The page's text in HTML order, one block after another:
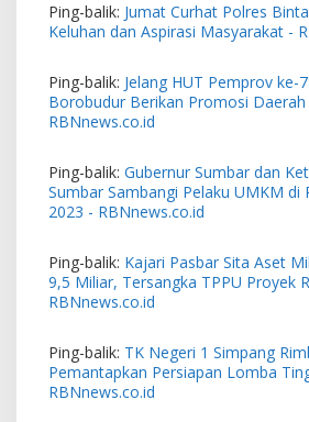
Ping-balik: Jumat Curhat Polres
Keluhan dan Aspirasi Masyarakat -
Ping-balik: Jelang HUT Pemprov ke-
Borobudur Berikan Promosi Daerah
RBNnews.co.id
Ping-balik: Gubernur Sumbar dan
Sumbar Sambangi Pelaku UMKM di
2023 - RBNnews.co.id
Ping-balik: Kajari Pasbar Sita Aset
9,5 Miliar, Tersangka TPPU Proyek
RBNnews.co.id
Ping-balik: TK Negeri 1 Simpang
Pemantapkan Persiapan Lomba
RBNnews.co.id